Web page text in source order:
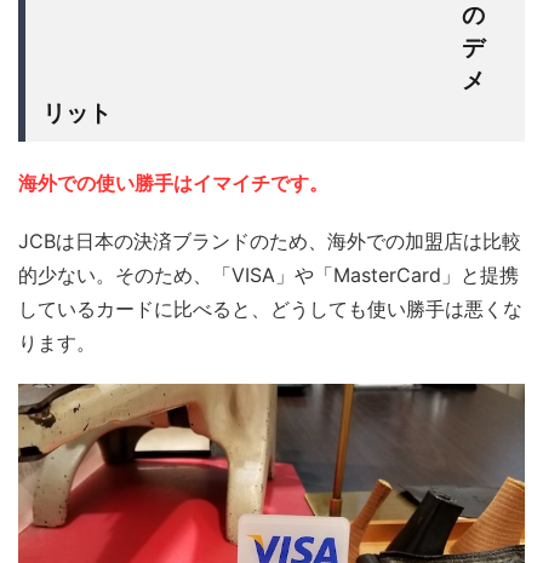
の
デ
メ
リット
海外での使い勝手はイマイチです。
JCBは日本の決済ブランドのため、海外での加盟店は比較
的少ない。そのため、「VISA」や「MasterCard」と提携
しているカードに比べると、どうしても使い勝手は悪くな
ります。